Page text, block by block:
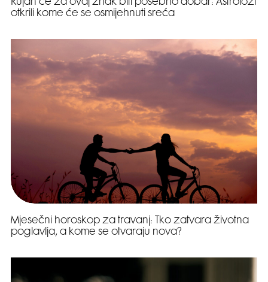
Rujan će za ovaj znak biti posebno dobar: Astrolozi
otkrili kome će se osmijehnuti sreća
Mjesečni horoskop za travanj: Tko zatvara životna
poglavlja, a kome se otvaraju nova?